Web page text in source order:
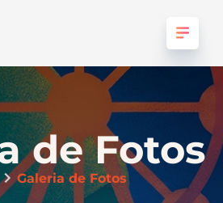
de Fotos
Galeria de Fotos